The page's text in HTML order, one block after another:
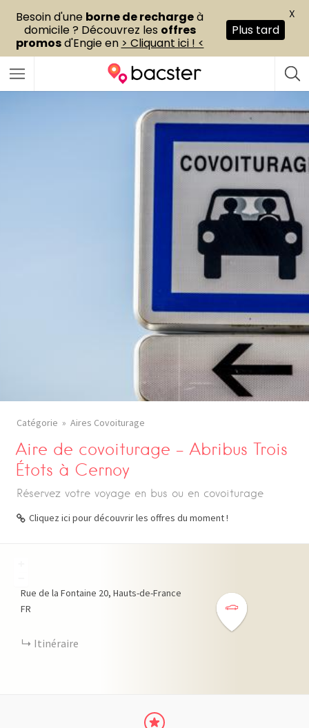
Catégorie Aires Covoiturage
Aire de covoiturage – Abribus Trois
Étots à Cernoy
Réservez votre voyage en bus ou en covoiturage
Cliquez ici pour découvrir les offres du moment !
Rue de la Fontaine 20 Hauts-de-France
FR
Itinéraire
Besoin d'une borne de rechargeà
domicile ? Découvrez les offres
promosd'Engie en > Cliquant ici ! <
Plus tard
X